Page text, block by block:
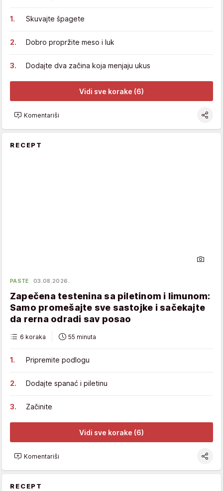
Skuvajte špagete
Dobro propržite meso i luk
Dodajte dva začina koja menjaju ukus
Vidi sve korake (6)
Komentariši
RECEPT
PASTE 03.08.2026.
Zapečena testenina sa piletinom i limunom:
Samo promešajte sve sastojke i sačekajte
da rerna odradi sav posao
6 koraka 55 minuta
Pripremite podlogu
Dodajte spanać i piletinu
Začinite
Vidi sve korake (6)
Komentariši
RECEPT